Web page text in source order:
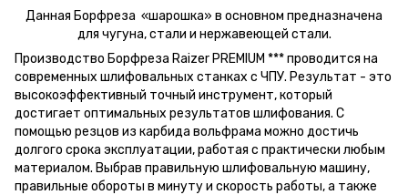
Данная Борфреза «шарошка» в основном предназначена
для чугуна, стали и нержавеющей стали.
Производство Борфреза Raizer PREMIUM *** проводится на
современных шлифовальных станках с ЧПУ. Результат - это
высокоэффективный точный инструмент, который
достигает оптимальных результатов шлифования. С
помощью резцов из карбида вольфрама можно достичь
долгого срока эксплуатации, работая с практически любым
материалом. Выбрав правильную шлифовальную машину,
правильные обороты в минуту и ​​скорость работы, а также